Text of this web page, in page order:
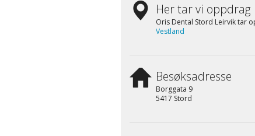
Her tar vi oppdrag
Oris Dental Stord Leirvik tar
Vestland
Besøksadresse
Borggata 9
5417 Stord